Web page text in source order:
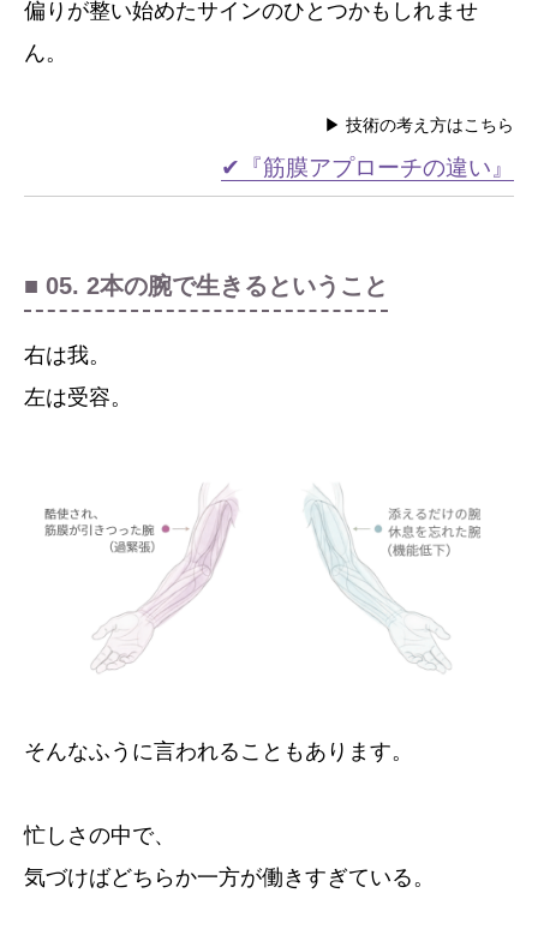
偏りが整い始めたサインのひとつかもしれませ
ん。
▶ 技術の考え方はこちら
✔『筋膜アプローチの違い』
■ 05. 2本の腕で生きるということ
右は我。
左は受容。
そんなふうに言われることもあります。
忙しさの中で、
気づけばどちらか一方が働きすぎている。